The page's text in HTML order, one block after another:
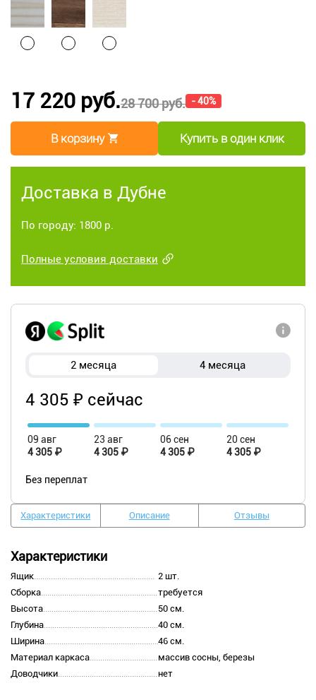
28 700 руб. - 40%
17 220 руб.
В корзину Купить в один клик
Доставка в Дубне
По городу: 1800 р.
Полные условия доставки
2 месяца 4 месяца
4 305 ₽ сейчас
09 авг
4 305 ₽
23 авг
4 305 ₽
06 сен
4 305 ₽
20 сен
4 305 ₽
Без переплат
Характеристики Описание Отзывы
Характеристики
Ящик
2 шт.
Сборка
требуется
Высота
50 см.
Глубина
40 см.
Ширина
46 см.
Материал каркаса
массив сосны, березы
Доводчики
нет